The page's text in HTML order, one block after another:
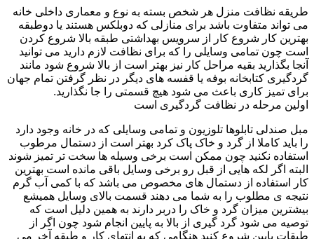
طریقه نظافت منزل هر شخص بسته به نوع و معماری داخلی خانه
می تواند متفاوت باشد برای منازلی که دوبلکس هستند یا دوطبقه
بهترین کار شروع کار از سرویس بهداشتی طبقه بالا شروع کردن
است چون تمامی وسایلی را که برای نظافت لازم دارید می توانید
آنجا بگذارید بقیه مراحل کار نیز بهتر است از بالا شروع شود مانند
گردگیری کتابخانه بوفه یا قفسه های دیگر در نظر گرفتن تمام جهان
برای تمیز کاری باعث می شود هیچ قسمتی را جا نگذارید.
اولین مرحله در نظافت گردگیری است
مبل صندلی تابلوها تلوزیون و تمامی وسایلی که در خانه وجود دارد
را باید کاملا از گرد و خاک پاک کرد بهتر است از دستمال مرطوب
استفاده نکنید چون ممکن است برخی وسیله ها سخت تر تمیز شوند
البته اگر لکه هایی از قبل رو برخی وسایل باقی مانده است بهترین
کار استفاده از دستمال های مخصوص می باشد که با کمی آب گرم
نتیجه ی مطلوب را به شما می دهند قسمت بالای وسایل همیشع
بیشترین میزان گرد و خاک را دربر دارند به همین دلیل است که
توصیه می شود گرد گیری از بالا به پایین انجام شود چون اگر از
طبقات پایین شروع کنید هنگامی که به انتهای کار و طبقه آخر می